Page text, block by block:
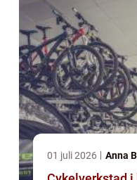
01 juli 2026 Anna